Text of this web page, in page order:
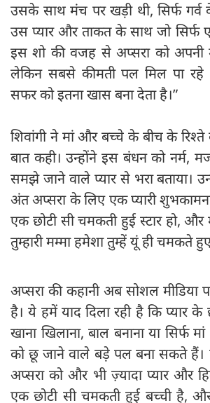
उसके साथ मंच पर खड़ी थी, सिर्फ गर्व
उस प्यार और ताकत के साथ जो सिर्फ
इस शो की वजह से अप्सरा को अपनी
लेकिन सबसे कीमती पल मिल पा
सफर को इतना खास बना देता है।”
शिवांगी ने मां और बच्चे के बीच के
बात कही। उन्होंने इस बंधन को नर्म,
समझे जाने वाले प्यार से भरा बताया।
अंत अप्सरा के लिए एक प्यारी
एक छोटी सी चमकती हुई स्टार हो,
तुम्हारी मम्मा हमेशा तुम्हें यूं ही चमकते
अप्सरा की कहानी अब सोशल मीडिया
है। ये हमें याद दिला रही है कि प्यार
खाना खिलाना, बाल बनाना या सिर्फ
को छू जाने वाले बड़े पल बना सकते हैं।
अप्सरा को और भी ज़्यादा प्यार और
एक छोटी सी चमकती हुई बच्ची है,